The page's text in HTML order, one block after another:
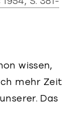
wissen,
mehr Zeit
Das